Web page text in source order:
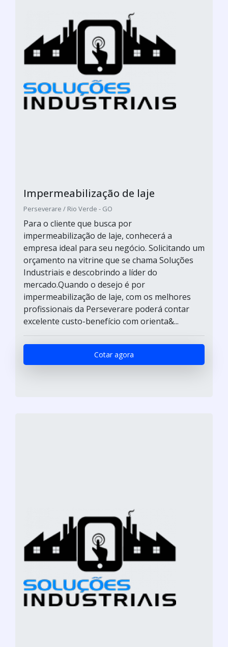
Impermeabilização de laje
Perseverare / Rio Verde - GO
Para o cliente que busca por
impermeabilização de laje, conhecerá a
empresa ideal para seu negócio. Solicitando um
orçamento na vitrine que se chama Soluções
Industriais e descobrindo a líder do
mercado.Quando o desejo é por
impermeabilização de laje, com os melhores
profissionais da Perseverare poderá contar
excelente custo-benefício com orienta&...
Cotar agora